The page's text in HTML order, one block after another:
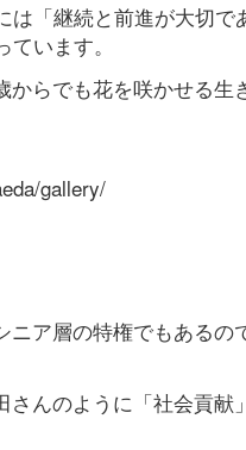
「継続と前進が大切
います。
らでも花を咲かせる生
gallery/
ニア層の特権でもある
んのように「社会貢献